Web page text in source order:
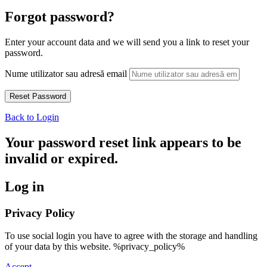
Forgot password?
Enter your account data and we will send you a link to reset your
password.
Nume utilizator sau adresă email
Back to Login
Your password reset link appears to be
invalid or expired.
Log in
Privacy Policy
To use social login you have to agree with the storage and handling
of your data by this website. %privacy_policy%